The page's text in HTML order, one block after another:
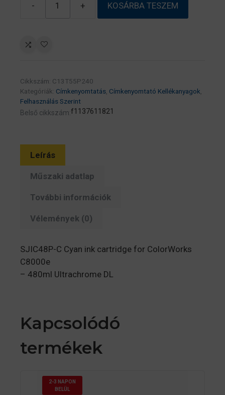
-
EPSON
ml
C13T55P240
+ KOSÁRBA TESZEM
Cikkszám: C13T55P240
Kategóriák: Címkenyomtatás Címkenyomtató Kellékanyagok
Felhasználás Szerint
Belső cikkszám:f1137611821
Leírás
Műszaki adatlap
További információk
Vélemények (0)
SJIC48P-C Cyan ink cartridge for ColorWorks
C8000e
– 480ml Ultrachrome DL
Kapcsolódó
termékek
2-3 NAPON
BELÜL